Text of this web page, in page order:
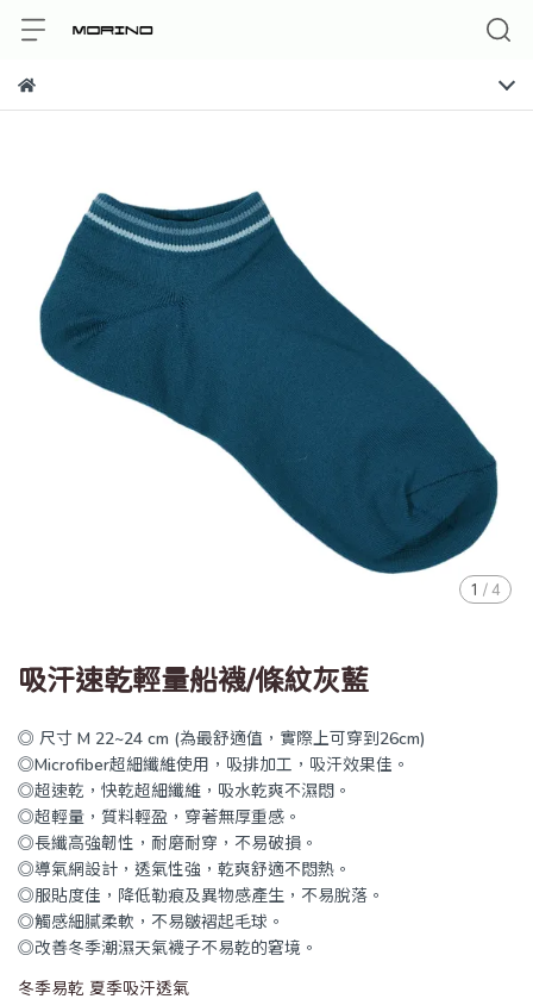
1 /4
吸汗速乾輕量船襪/條紋灰藍
◎ 尺寸 M 22~24 cm (為最舒適值，實際上可穿到26cm)
◎Microfiber超細纖維使用，吸排加工，吸汗效果佳。
◎超速乾，快乾超細纖維，吸水乾爽不濕悶。
◎超輕量，質料輕盈，穿著無厚重感。
◎長纖高強韌性，耐磨耐穿，不易破損。
◎導氣網設計，透氣性強，乾爽舒適不悶熱。
◎服貼度佳，降低勒痕及異物感產生，不易脫落。
◎觸感細膩柔軟，不易皺褶起毛球。
◎改善冬季潮濕天氣襪子不易乾的窘境。
冬季易乾 夏季吸汗透氣